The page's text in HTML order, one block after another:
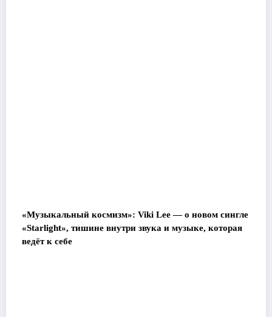
«Музыкальный космизм»: Viki Lee — о новом сингле
«Starlight», тишине внутри звука и музыке, которая
ведёт к себе